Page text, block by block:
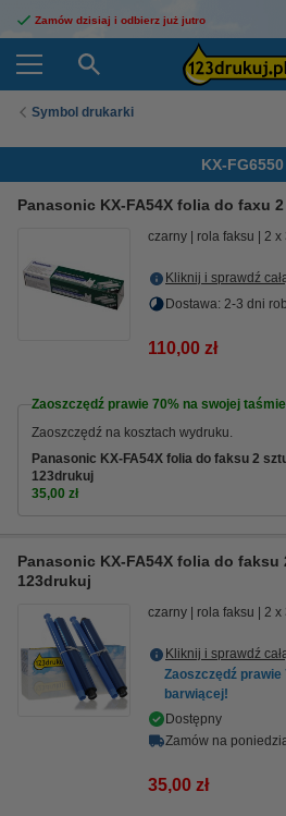
Zamów dzisiaj i odbierz już jutro
Symbol drukarki
KX-FG6550
Panasonic KX-FA54X folia do faxu
czarny rola faksu 2 x
Kliknij i sprawdź
Dostawa: 2-3 dni
110,00 zł
Zaoszczędź prawie 70% na swojej
Zaoszczędź na kosztach wydruku.
Panasonic KX-FA54X folia do faksu 2
123drukuj
35,00 zł
Panasonic KX-FA54X folia do faksu
123drukuj
czarny rola faksu 2 x
Kliknij i sprawdź
Zaoszczędź prawie
barwiącej!
Dostępny
Zamów na
35,00 zł